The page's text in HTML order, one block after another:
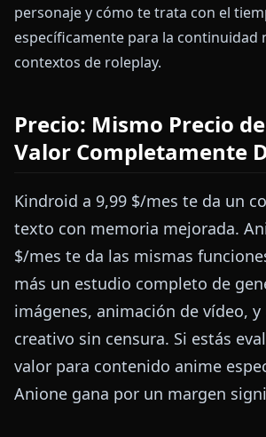
personaje y cómo te trata con el
específicamente para la continuidad
contextos de roleplay.
Precio: Mismo Precio
Valor Completamente
Kindroid a 9,99 $/mes te da un
texto con memoria mejorada.
$/mes te da las mismas
más un estudio completo de
imágenes, animación de vídeo,
creativo sin censura. Si estás
valor para contenido anime
Anione gana por un margen